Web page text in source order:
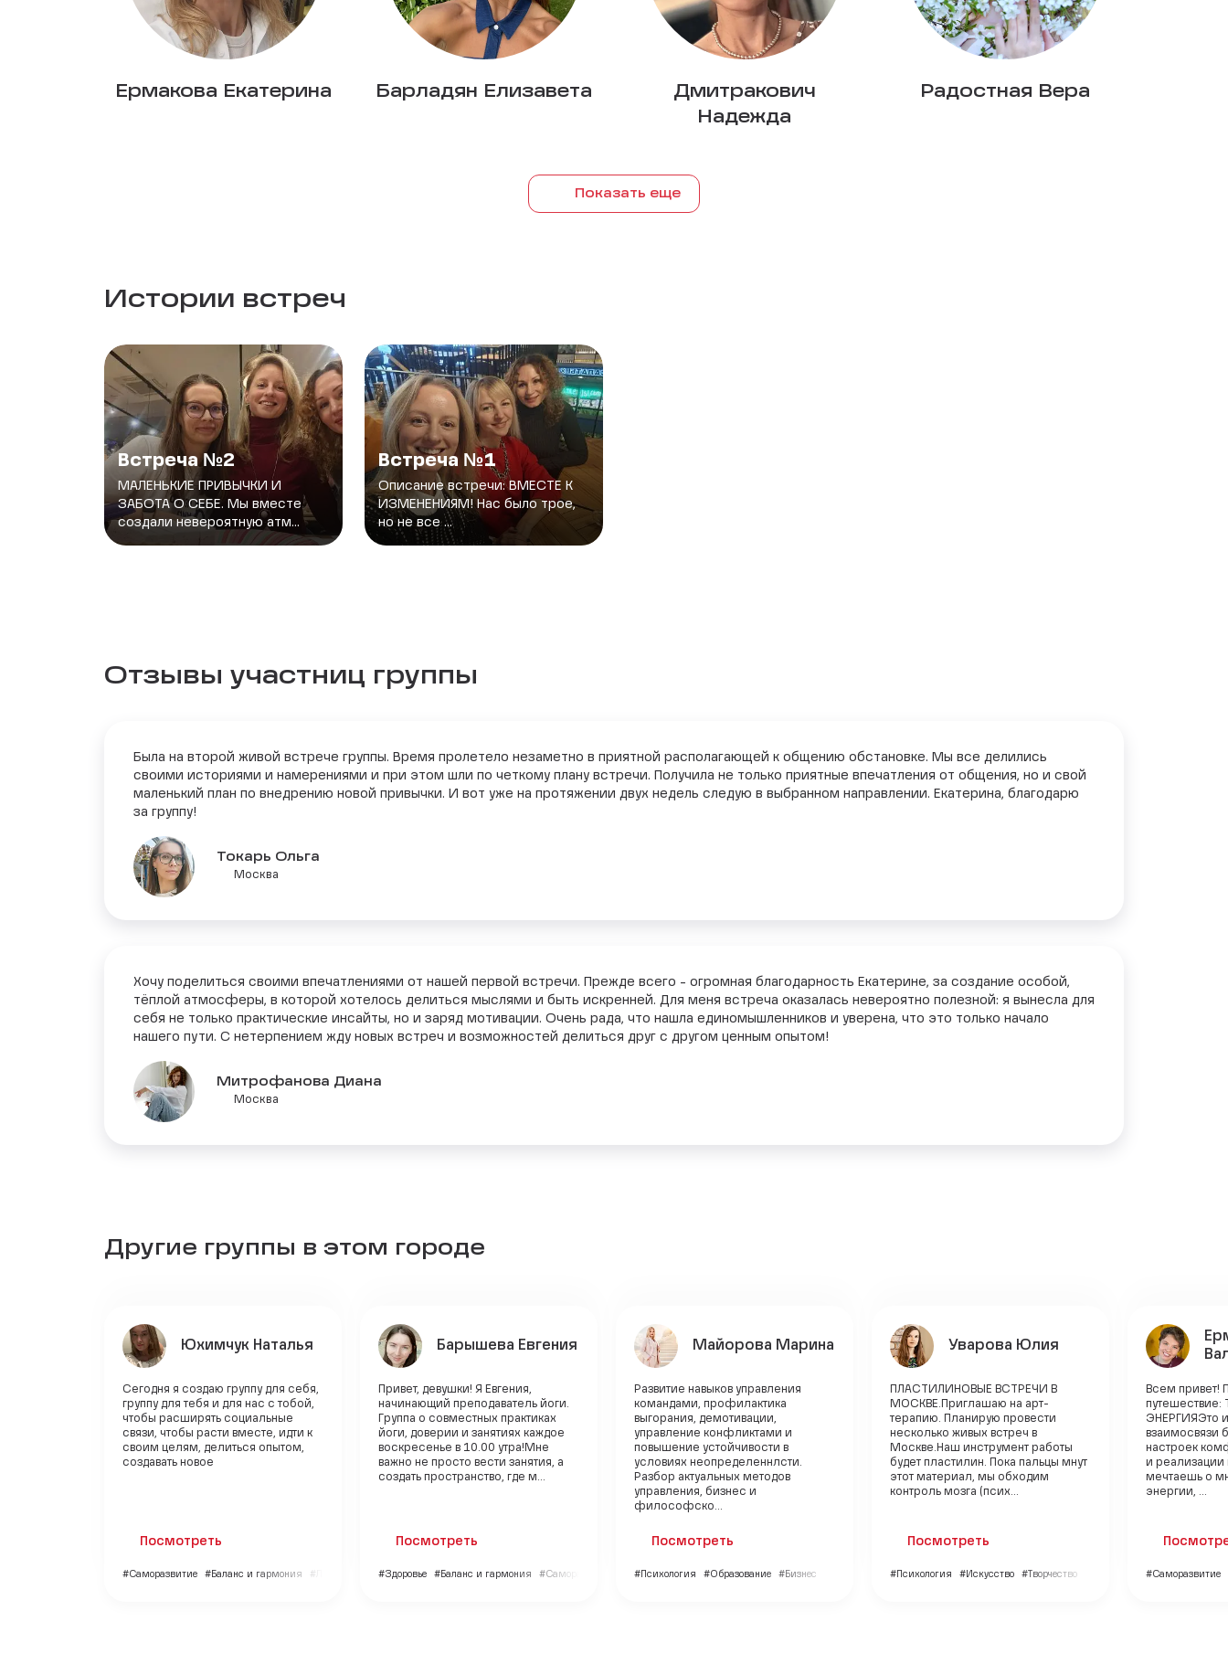
Ермакова Екатерина Барладян Елизавета
Дмитракович
Надежда
Радостная Вера
Показать еще
Истории встреч
Встреча №2
МАЛЕНЬКИЕ ПРИВЫЧКИ И
ЗАБОТА О СЕБЕ. Мы вместе
создали невероятную атм...
Встреча №1
Описание встречи: ВМЕСТЕ К
ИЗМЕНЕНИЯМ! Нас было трое,
но не все ...
Отзывы участниц группы
Была на второй живой встрече группы. Время пролетело незаметно в приятной располагающей к общению обстановке. Мы все делились
своими историями и намерениями и при этом шли по четкому плану встречи. Получила не только приятные впечатления от общения, но и свой
маленький план по внедрению новой привычки. И вот уже на протяжении двух недель следую в выбранном направлении. Екатерина, благодарю
за группу!
Токарь Ольга
Москва
Хочу поделиться своими впечатлениями от нашей первой встречи. Прежде всего - огромная благодарность Екатерине, за создание особой,
тёплой атмосферы, в которой хотелось делиться мыслями и быть искренней. Для меня встреча оказалась невероятно полезной: я вынесла для
себя не только практические инсайты, но и заряд мотивации. Очень рада, что нашла единомышленников и уверена, что это только начало
нашего пути. С нетерпением жду новых встреч и возможностей делиться друг с другом ценным опытом!
Митрофанова Диана
Москва
Другие группы в этом городе
Юхимчук Наталья
Сегодня я создаю группу для себя,
группу для тебя и для нас с тобой,
чтобы расширять социальные
связи, чтобы расти вместе, идти к
своим целям, делиться опытом,
создавать новое
Посмотреть
#Саморазвитие #Баланс и гармония #Личный бренд
Барышева Евгения
Привет, девушки! Я Евгения,
начинающий преподаватель йоги.
Группа о совместных практиках
йоги, доверии и занятиях каждое
воскресенье в 10.00 утра!Мне
важно не просто вести занятия, а
создать пространство, где м...
Посмотреть
#Здоровье #Баланс и гармония #Саморазвитие
Майорова Марина
Развитие навыков управления
командами, профилактика
выгорания, демотивации,
управление конфликтами и
повышение устойчивости в
условиях неопределеннлсти.
Разбор актуальных методов
управления, бизнес и
философско...
Посмотреть
#Психология #Образование #Бизнес
Уварова Юлия
ПЛАСТИЛИНОВЫЕ ВСТРЕЧИ В
МОСКВЕ.Приглашаю на арт-
терапию. Планирую провести
несколько живых встреч в
Москве.Наш инструмент работы
будет пластилин. Пока пальцы мнут
этот материал, мы обходим
контроль мозга (псих...
Посмотреть
#Психология #Искусство #Творчество
Всем привет!
путешествие:
ЭНЕРГИЯЭто
взаимосвязи
настроек
и реализации
мечтаешь о
энергии, ...
#Саморазвитие